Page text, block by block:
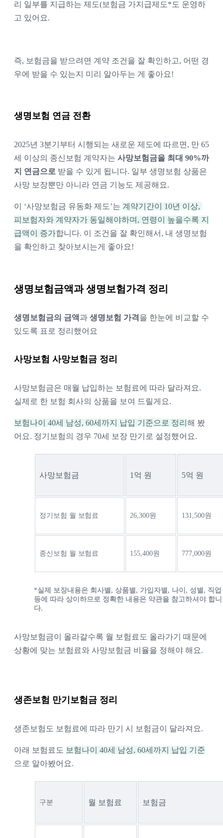
리 일부를 지급하는 제도(보험금 가지급제도*도 운영하
고 있어요.
즉, 보험금을 받으려면 계약 조건을 잘 확인하고, 어떤 경
우에 받을 수 있는지 미리 알아두는 게 좋아요!
생명보험 연금 전환
2025년 3분기부터 시행되는 새로운 제도에 따르면, 만 65
세 이상의 종신보험 계약자는 사망보험금을 최대 90%까
지 연금으로 받을 수 있게 됩니다. 일부 생명보험 상품은
사망 보장뿐만 아니라 연금 기능도 제공해요.
이 ‘사망보험금 유동화 제도’는 계약기간이 10년 이상,
피보험자와 계약자가 동일해야하며, 연령이 높을수록 지
급액이 증가합니다. 이 조건을 잘 확인해서, 내 생명보험
을 확인하고 찾아보시는게 좋아요!
생명보험금액과 생명보험가격 정리
생명보험금의 금액과 생명보험 가격 을 한눈에 비교할 수
있도록 표로 정리했어요
사망보험 사망보험금 정리
실제로 한 보험 회사의 상품을 보여 드릴게요.
보험나이 40세 남성, 60세까지 납입 기준으로 정리 해 봤
어요. 정기보험의 경우 70세 보장 만기로 설정했어요.
사망보험금 1억 원 5억 원
정기보험 월 보험료 26,300원 131,500원
종신보험 월 보험료 155,400원 777,000원
*실제 보장내용은 회사별, 상품별, 가입자별, 나이, 성별, 직업
등에 따라 상이하므로 정확한 내용은 약관을 참고하셔야 합니
다.
사망보험금이 올라갈수록 월 보험료도 올라가기 때문에
상황에 맞는 보험료와 사망보험금 비율을 정해야 해요.
생존보험 만기보험금 정리
생존보험도 보험료에 따라 만기 시 보험금이 달라져요.
아래 보험료도 보험나이 40세 남성, 60세까지 납입 기준
으로 알아봤어요.
구분 월 보험료 보험금